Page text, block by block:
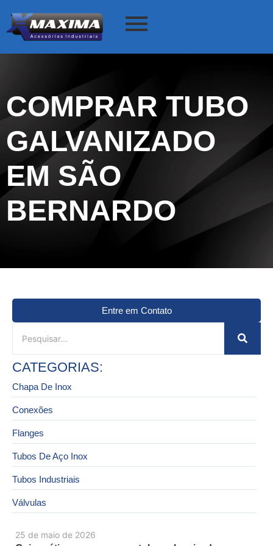
COMPRAR TUBO
GALVANIZADO
EM SÃO
BERNARDO
25 de maio de 2026
Entre em Contato
CATEGORIAS:
Chapa De Inox
Conexões
Flanges
Tubos De Aço Inox
Tubos Industriais
Válvulas